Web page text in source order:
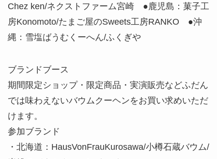
Chez ken/ネクストファーム宮崎 ●鹿児島：菓子工
房Konomoto/たまご屋のSweets工房RANKO ●沖
縄：雪塩ばうむくーへん/ふくぎや
ブランドブース
期間限定ショップ・限定商品・実演販売などふだん
では味わえないバウムクーヘンをお買い求めいただ
けます。
参加ブランド
・北海道：HausVonFrauKurosawa/小樽石蔵バウム/